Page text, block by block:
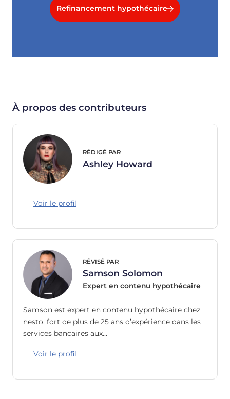
Refinancement hypothécaire
À propos des contributeurs
RÉDIGÉ PAR
Ashley Howard
Voir le profil
RÉVISÉ PAR
Samson Solomon
Expert en contenu hypothécaire
Samson est expert en contenu hypothécaire chez
nesto, fort de plus de 25 ans d’expérience dans les
services bancaires aux…
Voir le profil